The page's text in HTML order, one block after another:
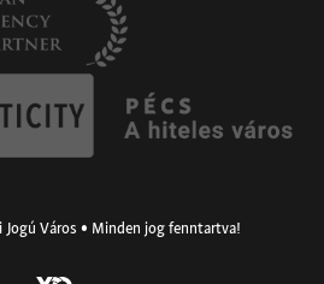
Város • Minden jog fenntartva!